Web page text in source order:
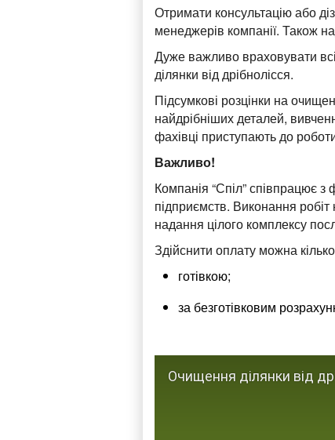
Отримати консультацію або
менеджерів компанії. Також
Дуже важливо враховувати
ділянки від дрібнолісся.
Підсумкові розцінки на
найдрібніших деталей,
фахівці приступають до
Важливо!
Компанія “Спіл” співпрацює
підприємств. Виконання
надання цілого комплексу
Здійснити оплату можна
готівкою;
за безготівковим
Очищення ділянки від